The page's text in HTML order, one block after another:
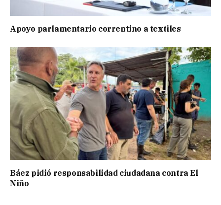
Apoyo parlamentario correntino a textiles
Báez pidió responsabilidad ciudadana contra El
Niño